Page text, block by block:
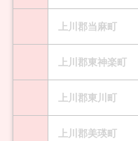
上川郡当麻町
上川郡東神楽町
上川郡東川町
上川郡美瑛町